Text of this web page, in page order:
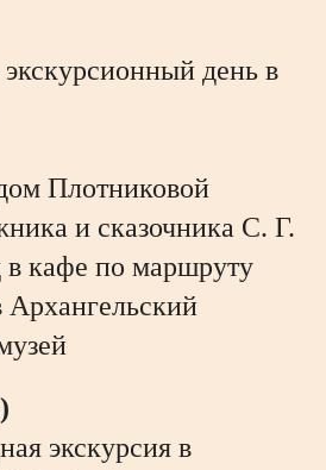
день в
Плотниковой
и сказочника С. Г.
кафе по маршруту
экскурсия в